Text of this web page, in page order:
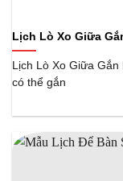
Lịch Lò Xo Giữa
Lịch Lò Xo Giữa
có thể gắn